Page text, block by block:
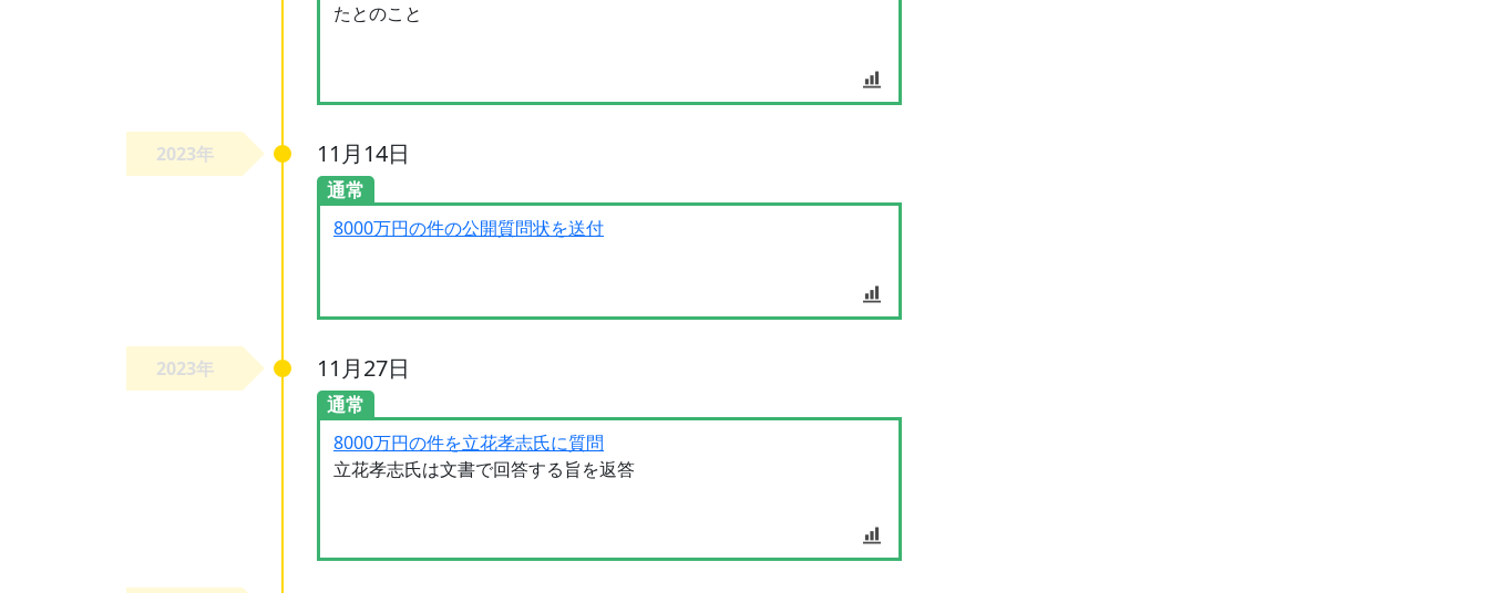
たとのこと
2023年 11月14日
通常
8000万円の件の公開質問状を送付
2023年 11月27日
通常
8000万円の件を立花孝志氏に質問
立花孝志氏は文書で回答する旨を返答